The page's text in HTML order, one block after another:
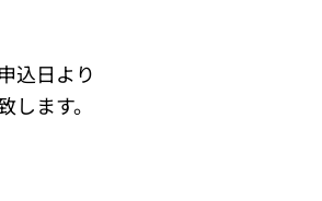
込日より
ます。